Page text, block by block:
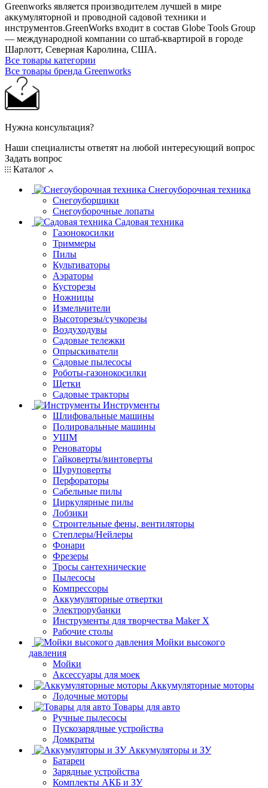
Greenworks является производителем лучшей в мире
аккумуляторной и проводной садовой техники и
инструментов.GreenWorks входит в состав Globe Tools Group
— международной компании со штаб-квартирой в городе
Шарлотт, Северная Каролина, США.
Все товары категории
Все товары бренда Greenworks
Нужна консультация?
Наши специалисты ответят на любой интересующий вопрос
Задать вопрос
Каталог
Снегоуборочная техника
Снегоуборщики
Снегоуборочные лопаты
Садовая техника
Газонокосилки
Триммеры
Пилы
Культиваторы
Аэраторы
Кусторезы
Ножницы
Измельчители
Высоторезы/сучкорезы
Воздуходувы
Садовые тележки
Опрыскиватели
Садовые пылесосы
Роботы-газонокосилки
Щетки
Садовые тракторы
Инструменты
Шлифовальные машины
Полировальные машины
УШМ
Реноваторы
Гайковерты/винтоверты
Шуруповерты
Перфораторы
Сабельные пилы
Циркулярные пилы
Лобзики
Строительные фены, вентиляторы
Степлеры/Нейлеры
Фонари
Фрезеры
Тросы сантехнические
Пылесосы
Компрессоры
Аккумуляторные отвертки
Электрорубанки
Инструменты для творчества Maker X
Рабочие столы
Мойки высокого
давления
Мойки
Аксессуары для моек
Аккумуляторные моторы
Лодочные моторы
Товары для авто
Ручные пылесосы
Пускозарядные устройства
Домкраты
Аккумуляторы и ЗУ
Батареи
Зарядные устройства
Комплекты АКБ и ЗУ